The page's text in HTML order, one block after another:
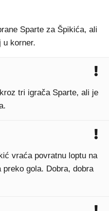
Sparte za Špikića, ali
u korner.
tri igrača Sparte, ali je
vraća povratnu loptu na
gola. Dobra, dobra